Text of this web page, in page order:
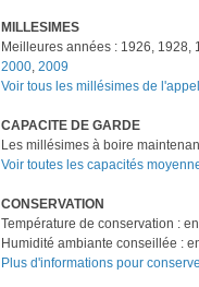
MILLESIMES
Meilleures années : 1926, 1928,
2000, 2009
Voir tous les millésimes de
CAPACITE DE GARDE
Les millésimes à boire
Voir toutes les capacités
CONSERVATION
Température de conservation :
Humidité ambiante conseillée :
Plus d'informations pour